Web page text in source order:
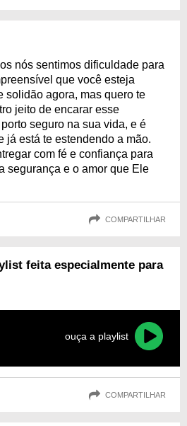
nós sentimos dificuldade para
que você esteja
solidão agora, mas quero te
jeito de encarar esse
seguro na sua vida, e é
já está te estendendo a mão.
com fé e confiança para
segurança e o amor que Ele
COMPARTILHAR
feita especialmente para
ouça a playlist
COMPARTILHAR